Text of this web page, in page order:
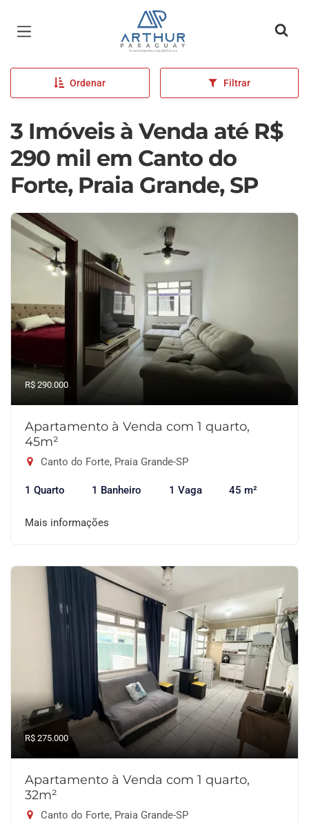
Página inicial
Ordenar Filtrar
3 Imóveis à Venda até R$
290 mil em Canto do
Forte, Praia Grande, SP
R$ 290.000
Apartamento à Venda com 1 quarto,
45m²
Canto do Forte, Praia Grande-SP
1 Quarto 1 Banheiro 1 Vaga 45 m²
Mais informações
R$ 275.000
Apartamento à Venda com 1 quarto,
32m²
Canto do Forte, Praia Grande-SP